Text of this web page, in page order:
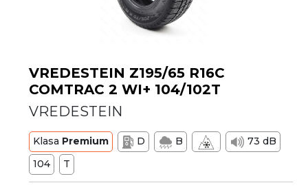
VREDESTEIN Z195/65 R16C
COMTRAC 2 WI+ 104/102T
VREDESTEIN
Klasa Premium D B
73 dB
104
T